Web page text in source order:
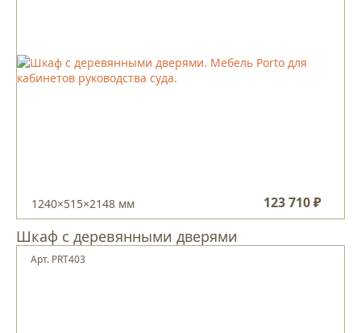
1240×515×2148 мм 123 710 ₽
Шкаф с деревянными дверями
Арт. PRT403